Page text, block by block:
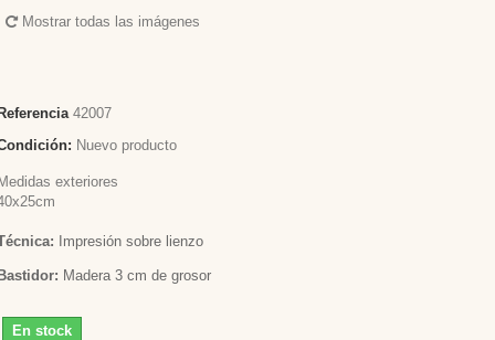
Mostrar todas las imágenes
42007
Nuevo producto
exteriores
Impresión sobre lienzo
Madera 3 cm de grosor
En stock